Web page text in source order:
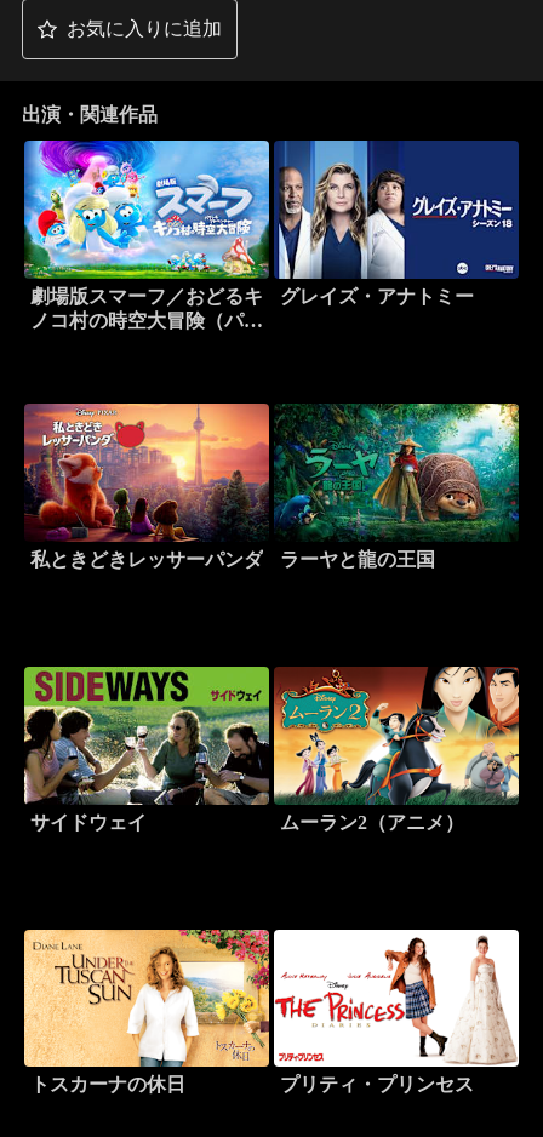
お気に入りに追加
出演・関連作品
劇場版スマーフ／おどるキ
ノコ村の時空大冒険（パラ
グレイズ・アナトミー
私ときどきレッサーパンダ ラーヤと龍の王国
サイドウェイ ムーラン2（アニメ）
トスカーナの休日 プリティ・プリンセス